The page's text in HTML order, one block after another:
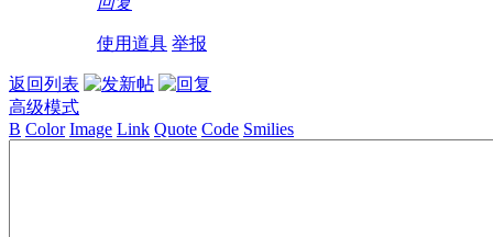
使用道具 举报
返回列表
高级模式
B Color Image Link Quote Code Smilies